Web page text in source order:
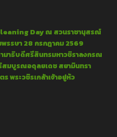
Day ณ สวนราชานุสรณ์
พรรษา 28 กรกฎาคม 2569
มาธิบดีศรีสินทรมหาวชิราลงกรณ
มบูรณอดุลยเดช สยามินทรา
พระวชิรเกล้าเจ้าอยู่หัว